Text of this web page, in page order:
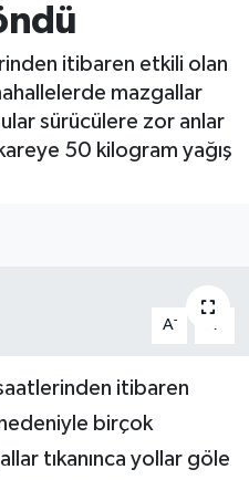
itibaren etkili olan
mazgallar
sürücülere zor anlar
50 kilogram yağış
A- A
itibaren
birçok
tıkanınca yollar göle